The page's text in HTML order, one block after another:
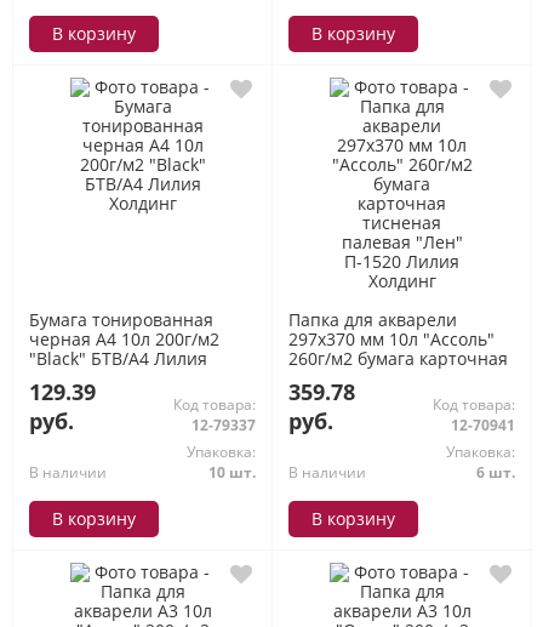
В корзину В корзину
Бумага тонированная
черная А4 10л 200г/м2
"Black" БТВ/А4 Лилия
129.39
руб.
Код товара:
12-79337
В наличии
Упаковка:
10 шт.
В корзину
Папка для акварели
297х370 мм 10л "Ассоль"
260г/м2 бумага карточная
П-1520 Лилия Холдинг
359.78
руб.
Код товара:
12-70941
В наличии
Упаковка:
6 шт.
В корзину